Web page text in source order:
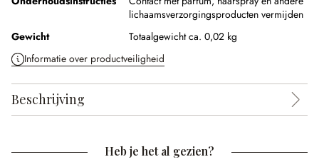
lichaamsverzorgingsproducten vermijden
Gewicht
Totaalgewicht ca. 0,02 kg
Informatie over productveiligheid
Beschrijving
Heb je het al gezien?